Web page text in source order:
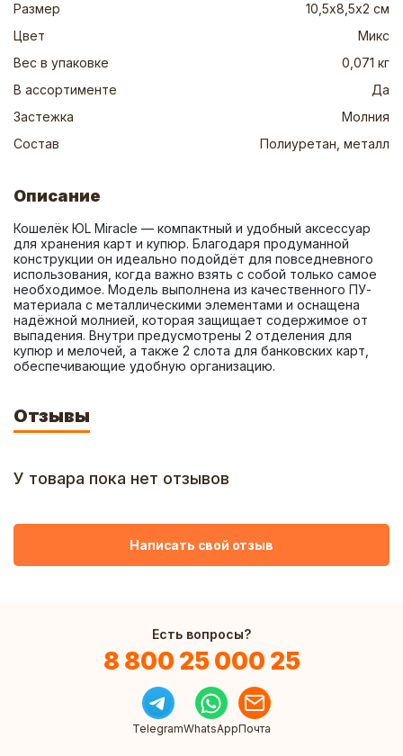
Размер
10,5х8,5х2 см
Цвет
Микс
Вес в упаковке
0,071 кг
В ассортименте
Да
Застежка
Молния
Состав
Полиуретан, металл
Описание
Кошелёк ЮL Miracle — компактный и удобный аксессуар
для хранения карт и купюр. Благодаря продуманной
конструкции он идеально подойдёт для повседневного
использования, когда важно взять с собой только самое
необходимое. Модель выполнена из качественного ПУ-
материала с металлическими элементами и оснащена
надёжной молнией, которая защищает содержимое от
выпадения. Внутри предусмотрены 2 отделения для
купюр и мелочей, а также 2 слота для банковских карт,
обеспечивающие удобную организацию.
Отзывы
У товара пока нет отзывов
Написать свой отзыв
Есть вопросы?
8 800 25 000 25
TelegramWhatsAppПочта